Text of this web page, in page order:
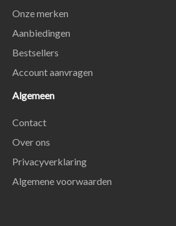
Onze merken
Aanbiedingen
Bestsellers
Account aanvragen
Algemeen
Contact
Over ons
Privacyverklaring
Algemene voorwaarden